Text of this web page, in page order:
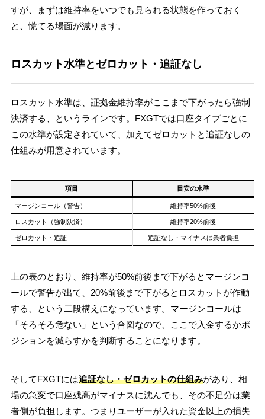
すが、まずは維持率をいつでも見られる状態を作っておく
と、慌てる場面が減ります。
ロスカット水準とゼロカット・追証なし
ロスカット水準は、証拠金維持率がここまで下がったら強制
決済する、というラインです。FXGTでは口座タイプごとに
この水準が設定されていて、加えてゼロカットと追証なしの
仕組みが用意されています。
項目 目安の水準
マージンコール（警告） 維持率50%前後
ロスカット（強制決済） 維持率20%前後
ゼロカット・追証 追証なし・マイナスは業者負担
上の表のとおり、維持率が50%前後まで下がるとマージンコ
ールで警告が出て、20%前後まで下がるとロスカットが作動
する、という二段構えになっています。マージンコールは
「そろそろ危ない」という合図なので、ここで入金するかポ
ジションを減らすかを判断することになります。
そしてFXGTには追証なし・ゼロカットの仕組みがあり、相
場の急変で口座残高がマイナスに沈んでも、その不足分は業
者側が負担します。つまりユーザーが入れた資金以上の損失